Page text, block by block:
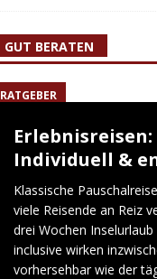
GUT BERATEN
RATGEBER
Erlebnisreisen:
Individuell &
Klassische
viele Reisende an Reiz
drei Wochen
inclusive wirken
vorhersehbar wie der